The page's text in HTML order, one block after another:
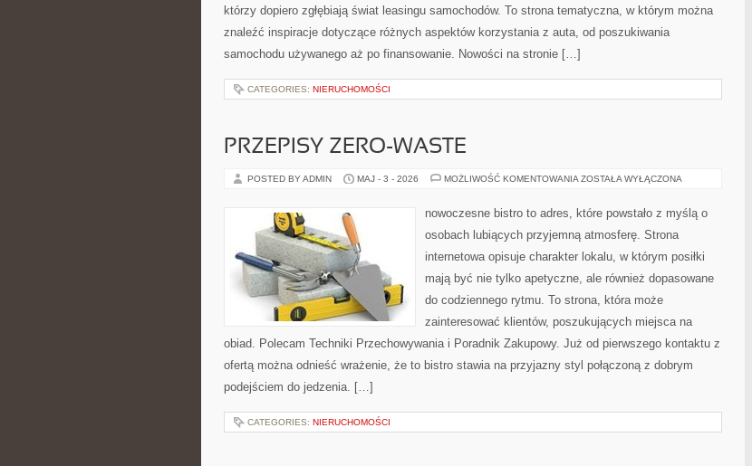
którzy dopiero zgłębiają świat leasingu samochodów. To strona tematyczna, w którym można
znaleźć inspiracje dotyczące różnych aspektów korzystania z auta, od poszukiwania
samochodu używanego aż po finansowanie. Nowości na stronie […]
CATEGORIES: NIERUCHOMOŚCI
PRZEPISY ZERO-WASTE
POSTED BY ADMIN MAJ - 3 - 2026 MOŻLIWOŚĆ KOMENTOWANIA PRZEPISY
ZOSTAŁA WYŁĄCZONA
nowoczesne bistro to adres, które powstało z myślą o
osobach lubiących przyjemną atmosferę. Strona
internetowa opisuje charakter lokalu, w którym posiłki
mają być nie tylko apetyczne, ale również dopasowane
do codziennego rytmu. To strona, która może
zainteresować klientów, poszukujących miejsca na
obiad. Polecam Techniki Przechowywania i Poradnik Zakupowy. Już od pierwszego kontaktu z
ofertą można odnieść wrażenie, że to bistro stawia na przyjazny styl połączoną z dobrym
podejściem do jedzenia. […]
CATEGORIES: NIERUCHOMOŚCI